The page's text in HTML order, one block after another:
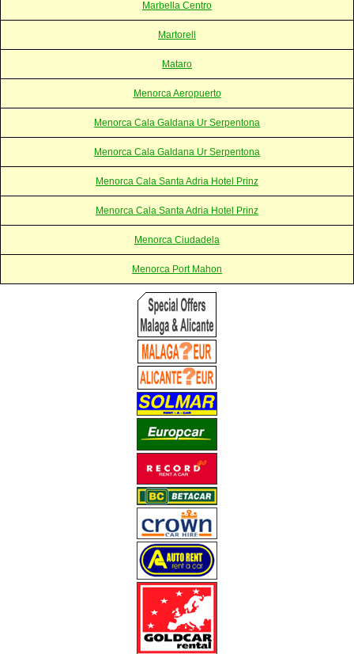
Marbella Centro
Martorell
Mataro
Menorca Aeropuerto
Menorca Cala Galdana Ur Serpentona
Menorca Cala Galdana Ur Serpentona
Menorca Cala Santa Adria Hotel Prinz
Menorca Cala Santa Adria Hotel Prinz
Menorca Ciudadela
Menorca Port Mahon